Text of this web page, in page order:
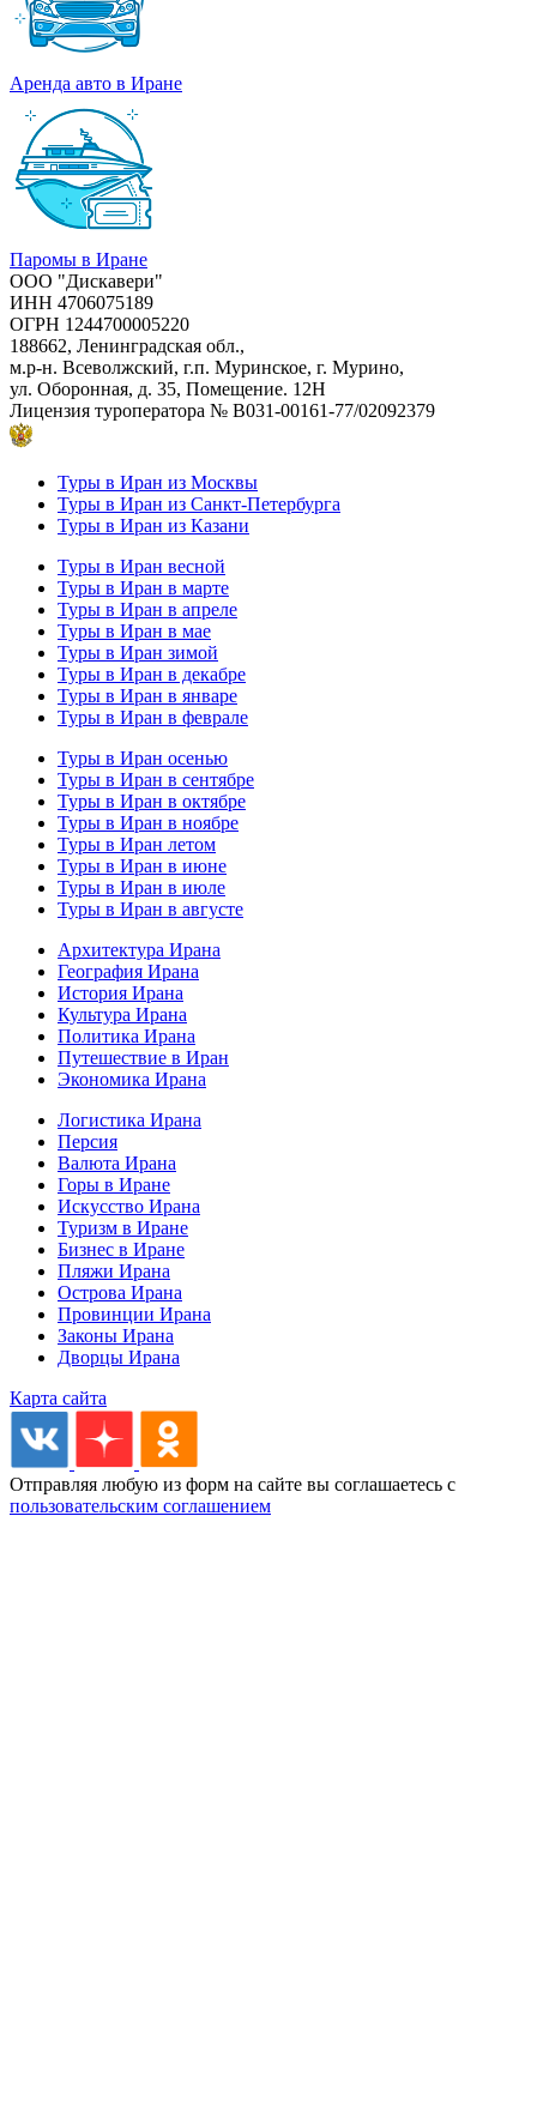
Аренда авто в Иране
Паромы в Иране
ООО "Дискавери"
ИНН 4706075189
ОГРН 1244700005220
188662, Ленинградская обл.,
м.р-н. Всеволжский, г.п. Муринское, г. Мурино,
ул. Оборонная, д. 35, Помещение. 12Н
Лицензия туроператора № В031-00161-77/02092379
Туры в Иран из Москвы
Туры в Иран из Санкт-Петербурга
Туры в Иран из Казани
Туры в Иран весной
Туры в Иран в марте
Туры в Иран в апреле
Туры в Иран в мае
Туры в Иран зимой
Туры в Иран в декабре
Туры в Иран в январе
Туры в Иран в феврале
Туры в Иран осенью
Туры в Иран в сентябре
Туры в Иран в октябре
Туры в Иран в ноябре
Туры в Иран летом
Туры в Иран в июне
Туры в Иран в июле
Туры в Иран в августе
Архитектура Ирана
География Ирана
История Ирана
Культура Ирана
Политика Ирана
Путешествие в Иран
Экономика Ирана
Логистика Ирана
Персия
Валюта Ирана
Горы в Иране
Искусство Ирана
Туризм в Иране
Бизнес в Иране
Пляжи Ирана
Острова Ирана
Провинции Ирана
Законы Ирана
Дворцы Ирана
Карта сайта
Отправляя любую из форм на сайте вы соглашаетесь с
пользовательским соглашением